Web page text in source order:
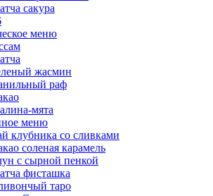
сакура
меню
жасмин
раф
мята
меню
клубника со сливками
соленая карамель
с сырной пенкой
фисташка
таро